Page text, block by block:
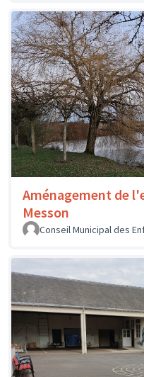
Aménagement de
Messon
Conseil Municipal des